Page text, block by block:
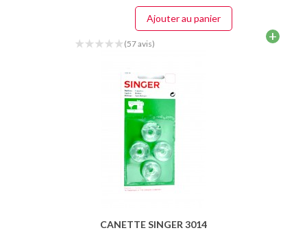
Ajouter au panier
(57 avis) +
CANETTE SINGER 3014